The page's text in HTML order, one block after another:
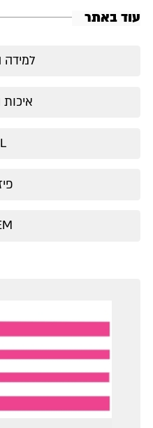
עוד באתר
למידה